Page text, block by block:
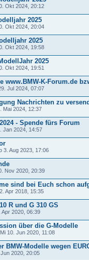
Okt 2024, 20:12
2025
Okt 2024, 20:04
2025
Okt 2024, 19:58
2025
Okt 2024, 19:51
www.BMW-K-Forum.de
Jul 2024, 07:07
Nachrichten zu
Mai 2024, 12:37
- Spende fürs Forum
Jan 2024, 14:57
3. Aug 2023, 17:06
Nov 2020, 20:39
sind bei Euch schon
Apr 2018, 15:35
R und G 310 GS
Apr 2020, 06:39
über die G-Modelle
10. Jun 2020, 11:08
BMW-Modelle wegen
2020, 20:05